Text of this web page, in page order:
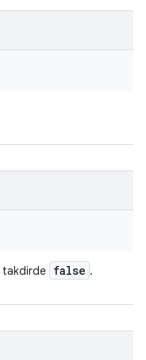
takdirde false .